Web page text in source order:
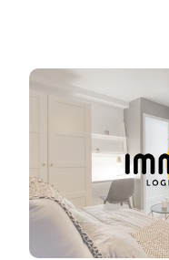
ou pour planifier une
monter votre dossier de location. Prêt à
? Votre chez-vous vous attend
impermanence -
Documents requis: -
Garanties financières -